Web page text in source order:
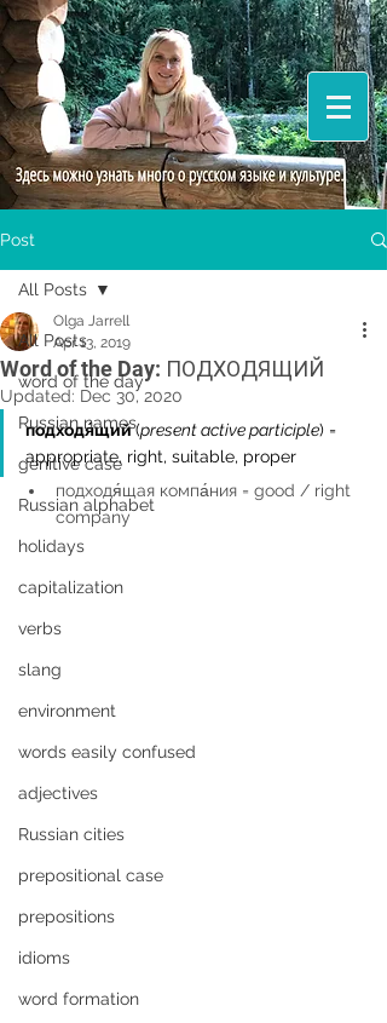
Post
All Posts
word of the day
Russian names
genitive case
Russian alphabet
holidays
capitalization
verbs
slang
environment
words easily confused
adjectives
Russian cities
prepositional case
prepositions
idioms
word formation
All Posts
Word of the Day: ПОДХОДЯЩИЙ
Olga Jarrell
Apr 13, 2019
Updated: Dec 30, 2020
подходя́щий (present active participle) =
appropriate, right, suitable, proper
подходя́щая компа́ния = good / right
company